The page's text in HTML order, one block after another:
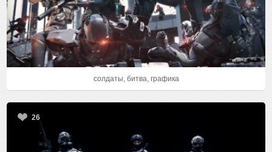
солдаты, битва, графика
26